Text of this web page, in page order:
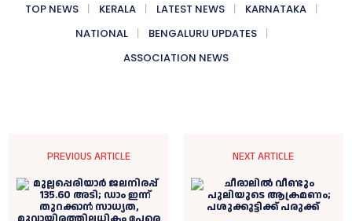
TOP NEWS KERALA LATEST NEWS
KARNATAKA
NATIONAL
BENGALURU UPDATES
ASSOCIATION NEWS
PREVIOUS ARTICLE NEXT ARTICLE